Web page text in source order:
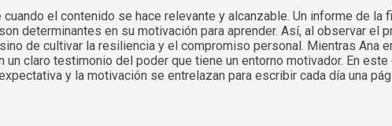
el contenido se hace relevante y alcanzable. Un informe de la
determinantes en su motivación para aprender. Así, al observar el
de cultivar la resiliencia y el compromiso personal. Mientras Ana
claro testimonio del poder que tiene un entorno motivador. En este
y la motivación se entrelazan para escribir cada día una